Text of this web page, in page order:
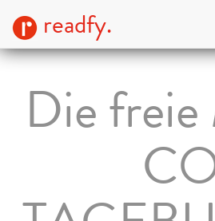
readfy.
Die freie